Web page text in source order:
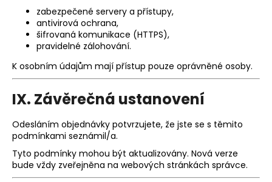
zabezpečené servery a přístupy,
antivirová ochrana,
šifrovaná komunikace (HTTPS),
pravidelné zálohování.
K osobním údajům mají přístup pouze oprávněné osoby.
IX. Závěrečná ustanovení
Odesláním objednávky potvrzujete, že jste se s těmito
podmínkami seznámil/a.
Tyto podmínky mohou být aktualizovány. Nová verze
bude vždy zveřejněna na webových stránkách správce.